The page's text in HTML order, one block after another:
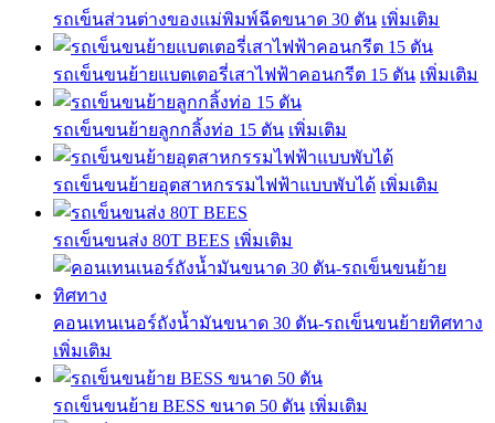
รถเข็นส่วนต่างของแม่พิมพ์ฉีดขนาด 30 ตัน เพิ่มเติม
รถเข็นขนย้ายแบตเตอรี่เสาไฟฟ้าคอนกรีต 15 ตัน เพิ่มเติม
รถเข็นขนย้ายลูกกลิ้งท่อ 15 ตัน เพิ่มเติม
รถเข็นขนย้ายอุตสาหกรรมไฟฟ้าแบบพับได้ เพิ่มเติม
รถเข็นขนส่ง 80T BEES เพิ่มเติม
คอนเทนเนอร์ถังน้ำมันขนาด 30 ตัน-รถเข็นขนย้ายทิศทาง
เพิ่มเติม
รถเข็นขนย้าย BESS ขนาด 50 ตัน เพิ่มเติม